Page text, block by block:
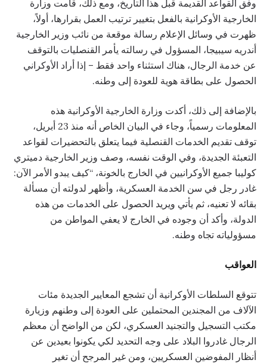
وفق القواعد القديمة قبل هذا التاريخ، ومع ذلك، قامت وزارة
الخارجية الأوكرانية بالفعل بتغيير ترتيب العمل بقرارها، أولاً،
ظهرت في وسائل الإعلام رسالة موقعة من نائب وزير الخارجية
أندريه سيبيجا، المسؤول في رسالته يأمر القنصليات بالتوقف
عن خدمة الرجال، هناك استثناء واحد فقط – إذا أراد الأوكراني
الحصول على بطاقة هوية للعودة إلى وطنه.
بالإضافة إلى ذلك، أكدت وزارة الخارجية الأوكرانية هذه
المعلومات رسمياً، وجاء في البيان الخاص أنه منذ 23 أبريل،
توقف تقديم الخدمات القنصلية فيما يتعلق بالتحضيرات لقواعد
التعبئة الجديدة، وفي الوقت نفسه، وصف وزير الخارجية دميتري
كوليبا جميع الأوكرانيين في الخارج بالخونة، “كيف يبدو الأمر الآن:
غادر رجل في سن الخدمة العسكرية، وأظهر لدولته أن مسألة
بقائه لا تعنيه، ثم يأتي ويريد الحصول على الخدمات من هذه
الدولة، وأكد أن وجوده في الخارج لا يعفي المواطن من
مسؤولياته تجاه وطنه.
العواقب
تتوقع السلطات الأوكرانية أن تشجع المعايير الجديدة مئات
الآلاف من المجندين المحتملين على العودة إلى وطنهم وزيارة
مكتب التسجيل والتجنيد العسكري، لكن من الواضح أن معظم
الرجال غادروا البلاد على وجه التحديد لكي يكونوا بعيدين عن
أنظار المفوضين العسكريين، ومن غير المرجح أن تغير